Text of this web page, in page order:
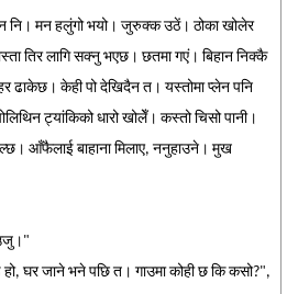
नि। मन हलुंगो भयो। जुरुक्क उठें। ठोका खोलेर
तिर लागि सक्नु भएछ। छतमा गएं। बिहान निक्कै
ढाकेछ। केही पो देखिदैन त। यस्तोमा प्लेन पनि
ट्यांकिको धारो खोलेँ। कस्तो चिसो पानी।
आँफैलाई बाहाना मिलाए, ननुहाउने। मुख
घर जाने भने पछि त। गाउमा कोही छ कि कसो?",